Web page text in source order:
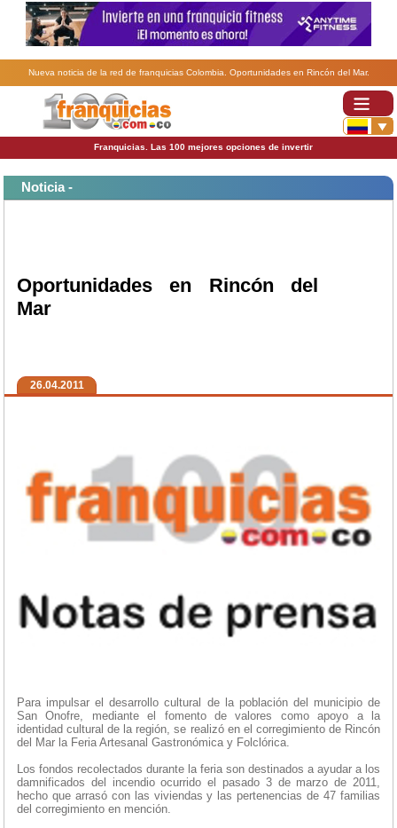
Nueva noticia de la red de franquicias Colombia. Oportunidades en Rincón del Mar.
Franquicias. Las 100 mejores opciones de invertir
Noticia -
Oportunidades en Rincón del
Mar
26.04.2011
Para impulsar el desarrollo cultural de la población del municipio de
San Onofre, mediante el fomento de valores como apoyo a la
identidad cultural de la región, se realizó en el corregimiento de Rincón
del Mar la Feria Artesanal Gastronómica y Folclórica.
Los fondos recolectados durante la feria son destinados a ayudar a los
damnificados del incendio ocurrido el pasado 3 de marzo de 2011,
hecho que arrasó con las viviendas y las pertenencias de 47 familias
del corregimiento en mención.